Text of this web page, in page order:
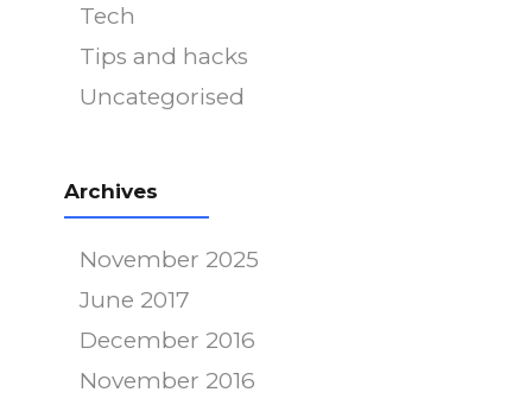
Tech
Tips and hacks
Uncategorised
Archives
November 2025
June 2017
December 2016
November 2016